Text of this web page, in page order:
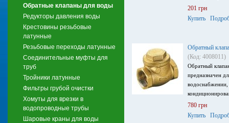
Обратные клапаны для воды
Редукторы давления воды
Крестовины резьбовые
латунные
Резьбовые переходы латунные
Соединительные муфты для
труб
Тройники латунные
Фильтры грубой очистки
Хомуты для врезки в
водопроводные трубы
Шаровые краны для воды
201 грн
Купить
Обратный
(Код: 4008011)
Обратный
предназначен
водоснабжении,
780 грн
Купить